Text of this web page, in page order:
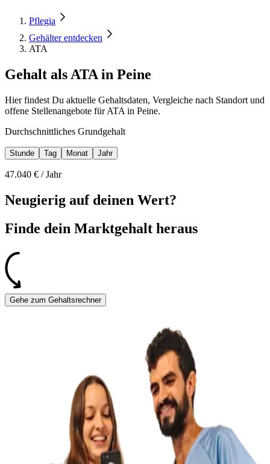
Pflegia
Gehälter entdecken
ATA
Gehalt als ATA in Peine
Hier findest Du aktuelle Gehaltsdaten, Vergleiche nach Standort und
offene Stellenangebote für ATA in Peine.
Durchschnittliches Grundgehalt
Stunde Tag Monat Jahr
47.040 € /Jahr
Neugierig auf deinen Wert?
Finde dein Marktgehalt heraus
Gehe zum Gehaltsrechner